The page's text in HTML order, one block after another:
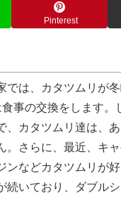
Pinterest
では、カタツムリが
食事の交換をします。
、カタツムリ達は、
。さらに、最近、キャ
ンなどカタツムリが
続いており、ダブル